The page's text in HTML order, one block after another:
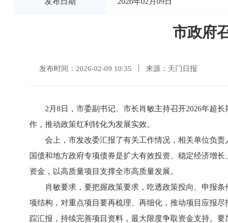
市政府
发布时间：2026-02-09 10:35 来源：天门日报
2月8日，市委副书记、市长肖敏主持召开2026年超
作，推动政策红利转化为发展实效。
会上，市发改委汇报了有关工作情况，相关单位负
国债和地方政府专项债券是扩大有效投资、稳定经济增
资金，以高质量项目支撑全市高质量发展。
肖敏要求，要把握政策要求，吃透政策投向、申报
项结构，对重点项目要再梳理、再细化，推动项目应报
踪汇报，持续完善项目资料，最大限度争取资金支持。